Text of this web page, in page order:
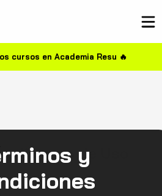
cursos en Academia Resu 🔥
y
de Uso
/